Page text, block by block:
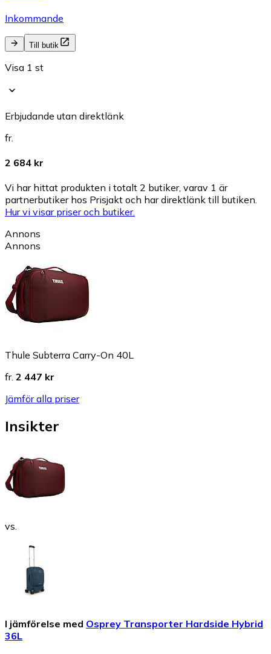
Inkommande
Till butik
Visa 1 st
Erbjudande utan direktlänk
fr.
2 684 kr
Vi har hittat produkten i totalt 2 butiker, varav 1 är
partnerbutiker hos Prisjakt och har direktlänk till butiken.
Hur vi visar priser och butiker.
Annons
Annons
Thule Subterra Carry-On 40L
fr. 2 447 kr
Jämför alla priser
Insikter
vs.
I jämförelse med Osprey Transporter Hardside Hybrid
36L